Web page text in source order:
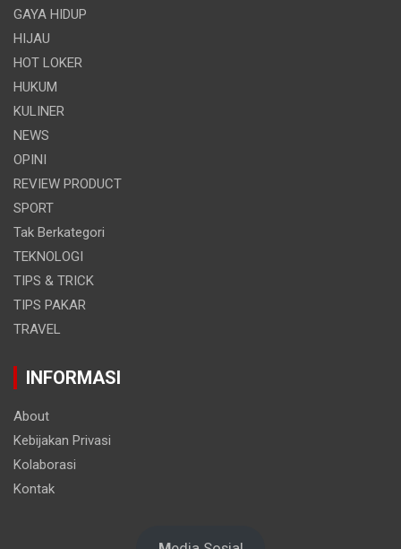
GAYA HIDUP
HIJAU
HOT LOKER
HUKUM
KULINER
NEWS
OPINI
REVIEW PRODUCT
SPORT
Tak Berkategori
TEKNOLOGI
TIPS & TRICK
TIPS PAKAR
TRAVEL
INFORMASI
About
Kebijakan Privasi
Kolaborasi
Kontak